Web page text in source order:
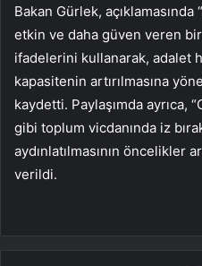
Bakan Gürlek, açıklamasında
etkin ve daha güven veren
ifadelerini kullanarak, adalet
kapasitenin artırılmasına
kaydetti. Paylaşımda ayrıca,
gibi toplum vicdanında iz
aydınlatılmasının öncelikler
verildi.